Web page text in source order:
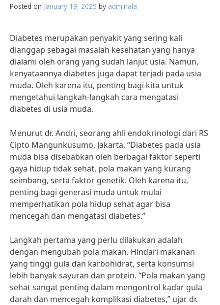
Posted on January 19, 2025 by adminala
Diabetes merupakan penyakit yang sering kali
dianggap sebagai masalah kesehatan yang hanya
dialami oleh orang yang sudah lanjut usia. Namun,
kenyataannya diabetes juga dapat terjadi pada usia
muda. Oleh karena itu, penting bagi kita untuk
mengetahui langkah-langkah cara mengatasi
diabetes di usia muda.
Menurut dr. Andri, seorang ahli endokrinologi dari RS
Cipto Mangunkusumo, Jakarta, “Diabetes pada usia
muda bisa disebabkan oleh berbagai faktor seperti
gaya hidup tidak sehat, pola makan yang kurang
seimbang, serta faktor genetik. Oleh karena itu,
penting bagi generasi muda untuk mulai
memperhatikan pola hidup sehat agar bisa
mencegah dan mengatasi diabetes.”
Langkah pertama yang perlu dilakukan adalah
dengan mengubah pola makan. Hindari makanan
yang tinggi gula dan karbohidrat, serta konsumsi
lebih banyak sayuran dan protein. “Pola makan yang
sehat sangat penting dalam mengontrol kadar gula
darah dan mencegah komplikasi diabetes,” ujar dr.